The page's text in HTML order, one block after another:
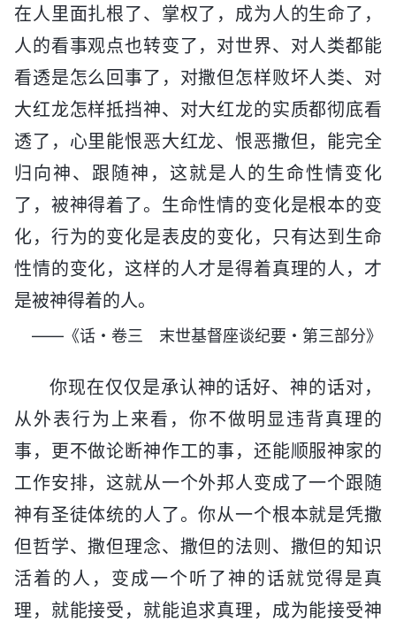
在人里面扎根了、掌权了，成为人的生命了，
人的看事观点也转变了，对世界、对人类都能
看透是怎么回事了，对撒但怎样败坏人类、对
大红龙怎样抵挡神、对大红龙的实质都彻底看
透了，心里能恨恶大红龙、恨恶撒但，能完全
归向神、跟随神，这就是人的生命性情变化
了，被神得着了。生命性情的变化是根本的变
化，行为的变化是表皮的变化，只有达到生命
性情的变化，这样的人才是得着真理的人，才
是被神得着的人。
——《话・卷三 末世基督座谈纪要・第三部分》
你现在仅仅是承认神的话好、神的话对，
从外表行为上来看，你不做明显违背真理的
事，更不做论断神作工的事，还能顺服神家的
工作安排，这就从一个外邦人变成了一个跟随
神有圣徒体统的人了。你从一个根本就是凭撒
但哲学、撒但理念、撒但的法则、撒但的知识
活着的人，变成一个听了神的话就觉得是真
理，就能接受，就能追求真理，成为能接受神